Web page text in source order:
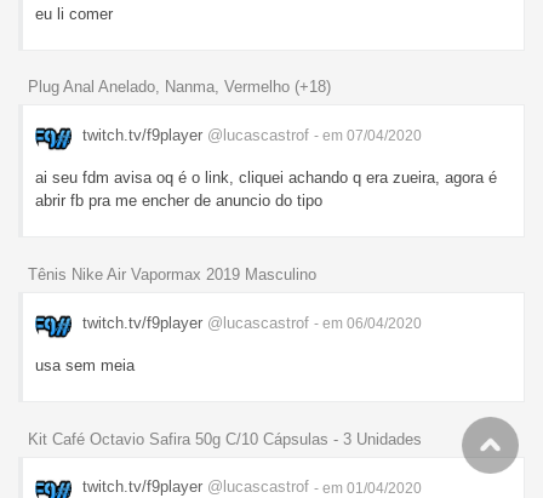
eu li comer
Plug Anal Anelado, Nanma, Vermelho (+18)
twitch.tv/f9player @lucascastrof - em 07/04/2020
ai seu fdm avisa oq é o link, cliquei achando q era zueira, agora é
abrir fb pra me encher de anuncio do tipo
Tênis Nike Air Vapormax 2019 Masculino
twitch.tv/f9player @lucascastrof - em 06/04/2020
usa sem meia
Kit Café Octavio Safira 50g C/10 Cápsulas - 3 Unidades
twitch.tv/f9player @lucascastrof - em 01/04/2020